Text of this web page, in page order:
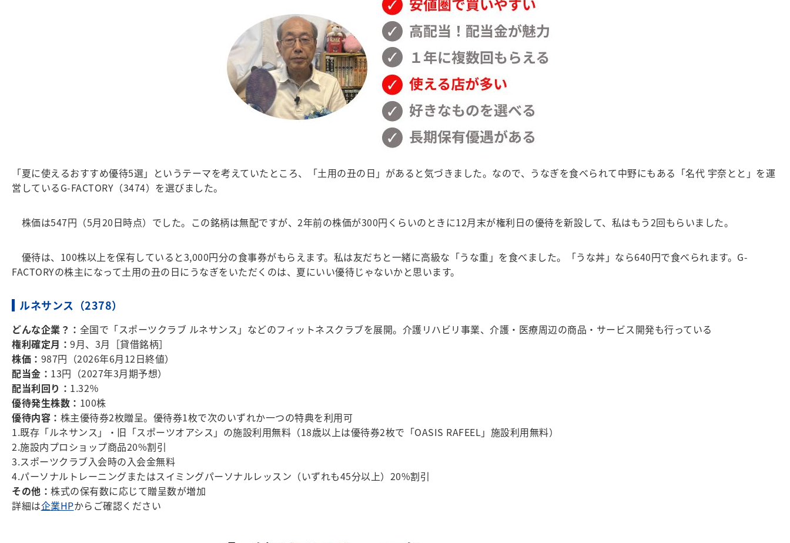
「夏に使えるおすすめ優待5選」というテーマを考えていたところ、「土用の丑の日」があると気づきました。なので、うなぎを食べられて中野にもある「名代 宇奈とと」を運
営しているG-FACTORY（3474）を選びました。
株価は547円（5月20日時点）でした。この銘柄は無配ですが、2年前の株価が300円くらいのときに12月末が権利日の優待を新設して、私はもう2回もらいました。
優待は、100株以上を保有していると3,000円分の食事券がもらえます。私は友だちと一緒に高級な「うな重」を食べました。「うな丼」なら640円で食べられます。G-
FACTORYの株主になって土用の丑の日にうなぎをいただくのは、夏にいい優待じゃないかと思います。
ルネサンス（2378）
どんな企業？： 全国で「スポーツクラブ ルネサンス」などのフィットネスクラブを展開。介護リハビリ事業、介護・医療周辺の商品・サービス開発も行っている
権利確定月： 9月、3月［貸借銘柄］
株価： 987円（2026年6月12日終値）
配当金： 13円（2027年3月期予想）
配当利回り： 1.32％
優待発生株数： 100株
優待内容： 株主優待券2枚贈呈。優待券1枚で次のいずれか一つの特典を利用可
1.既存「ルネサンス」・旧「スポーツオアシス」の施設利用無料（18歳以上は優待券2枚で「OASIS RAFEEL」施設利用無料）
2.施設内プロショップ商品20%割引
3.スポーツクラブ入会時の入会金無料
4.パーソナルトレーニングまたはスイミングパーソナルレッスン（いずれも45分以上）20%割引
その他： 株式の保有数に応じて贈呈数が増加
詳細は企業HPからご確認ください